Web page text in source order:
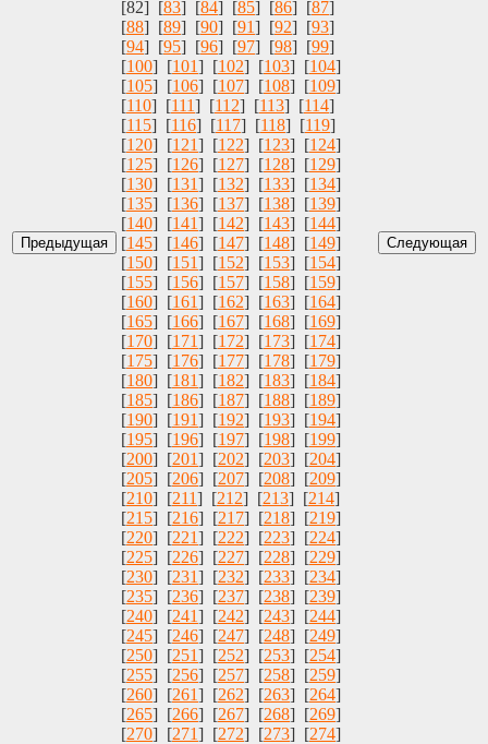
[82] [83] [84] [85] [86] [87]
[88] [89] [90] [91] [92] [93]
[94] [95] [96] [97] [98] [99]
[100] [101] [102] [103] [104]
[105] [106] [107] [108] [109]
[110] [111] [112] [113] [114]
[115] [116] [117] [118] [119]
[120] [121] [122] [123] [124]
[125] [126] [127] [128] [129]
[130] [131] [132] [133] [134]
[135] [136] [137] [138] [139]
[140] [141] [142] [143] [144]
[145] [146] [147] [148] [149]
[150] [151] [152] [153] [154]
[155] [156] [157] [158] [159]
[160] [161] [162] [163] [164]
[165] [166] [167] [168] [169]
[170] [171] [172] [173] [174]
[175] [176] [177] [178] [179]
[180] [181] [182] [183] [184]
[185] [186] [187] [188] [189]
[190] [191] [192] [193] [194]
[195] [196] [197] [198] [199]
[200] [201] [202] [203] [204]
[205] [206] [207] [208] [209]
[210] [211] [212] [213] [214]
[215] [216] [217] [218] [219]
[220] [221] [222] [223] [224]
[225] [226] [227] [228] [229]
[230] [231] [232] [233] [234]
[235] [236] [237] [238] [239]
[240] [241] [242] [243] [244]
[245] [246] [247] [248] [249]
[250] [251] [252] [253] [254]
[255] [256] [257] [258] [259]
[260] [261] [262] [263] [264]
[265] [266] [267] [268] [269]
[270] [271] [272] [273] [274]